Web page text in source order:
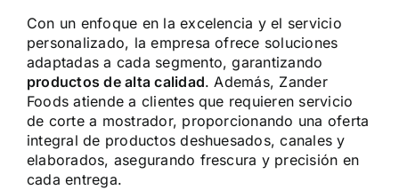
Con un enfoque en la excelencia y el servicio
personalizado, la empresa ofrece soluciones
adaptadas a cada segmento, garantizando
productos de alta calidad. Además, Zander
Foods atiende a clientes que requieren servicio
de corte a mostrador, proporcionando una oferta
integral de productos deshuesados, canales y
elaborados, asegurando frescura y precisión en
cada entrega.